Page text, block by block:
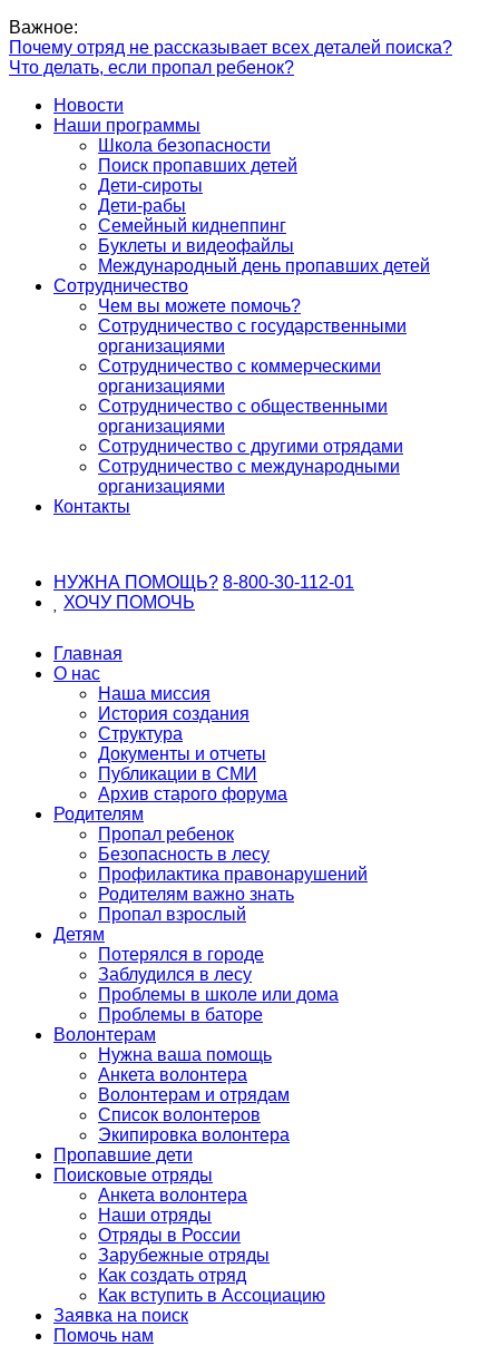
Важное:
Почему отряд не рассказывает всех деталей поиска?
Что делать, если пропал ребенок?
Новости
Наши программы
Школа безопасности
Поиск пропавших детей
Дети-сироты
Дети-рабы
Семейный киднеппинг
Буклеты и видеофайлы
Международный день пропавших детей
Сотрудничество
Чем вы можете помочь?
Сотрудничество с государственными
организациями
Сотрудничество с коммерческими
организациями
Сотрудничество с общественными
организациями
Сотрудничество с другими отрядами
Сотрудничество с международными
организациями
Контакты
НУЖНА ПОМОЩЬ? 8-800-30-112-01
ХОЧУ ПОМОЧЬ
Главная
О нас
Наша миссия
История создания
Структура
Документы и отчеты
Публикации в СМИ
Архив старого форума
Родителям
Пропал ребенок
Безопасность в лесу
Профилактика правонарушений
Родителям важно знать
Пропал взрослый
Детям
Потерялся в городе
Заблудился в лесу
Проблемы в школе или дома
Проблемы в баторе
Волонтерам
Нужна ваша помощь
Анкета волонтера
Волонтерам и отрядам
Список волонтеров
Экипировка волонтера
Пропавшие дети
Поисковые отряды
Анкета волонтера
Наши отряды
Отряды в России
Зарубежные отряды
Как создать отряд
Как вступить в Ассоциацию
Заявка на поиск
Помочь нам